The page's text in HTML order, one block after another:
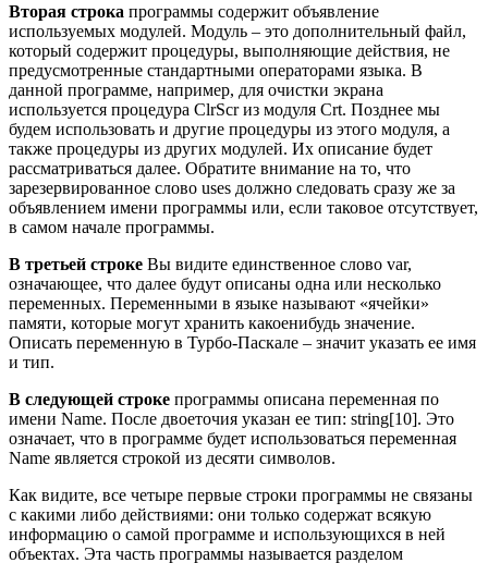
Вторая строка программы содержит объявление
используемых модулей. Модуль – это дополнительный файл,
который содержит процедуры, выполняющие действия, не
предусмотренные стандартными операторами языка. В
данной программе, например, для очистки экрана
используется процедура ClrScr из модуля Crt. Позднее мы
будем использовать и другие процедуры из этого модуля, а
также процедуры из других модулей. Их описание будет
рассматриваться далее. Обратите внимание на то, что
зарезервированное слово uses должно следовать сразу же за
объявлением имени программы или, если таковое отсутствует,
в самом начале программы.
В третьей строке Вы видите единственное слово var,
означающее, что далее будут описаны одна или несколько
переменных. Переменными в языке называют «ячейки»
памяти, которые могут хранить какоенибудь значение.
Описать переменную в Турбо-Паскале – значит указать ее имя
и тип.
В следующей строке программы описана переменная по
имени Name. После двоеточия указан ее тип: string[10]. Это
означает, что в программе будет использоваться переменная
Name является строкой из десяти символов.
Как видите, все четыре первые строки программы не связаны
с какими либо действиями: они только содержат всякую
информацию о самой программе и использующихся в ней
объектах. Эта часть программы называется разделом